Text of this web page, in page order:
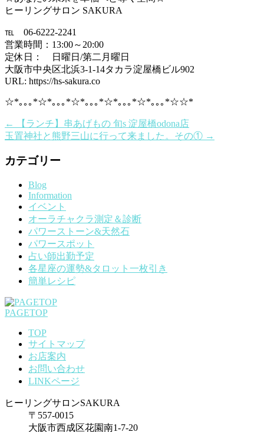
ヒーリングサロン SAKURA
℡ 06-6222-2241
営業時間：13:00～20:00
定休日： 日曜日/第二月曜日
大阪市中央区北浜3-1-14タカラ淀屋橋ビル902
URL: https://hs-sakura.co
☆*｡｡｡*☆*｡｡｡*☆*｡｡｡*☆*｡｡｡*☆*｡｡｡*☆☆*
←
【ランチ】串あげもの 旬s 淀屋橋odona店
玉置神社と熊野三山に行って来ました。その① →
カテゴリー
Blog
Information
イベント
オーラチャクラ測定＆診断
パワーストーン&天然石
パワースポット
占い師出勤予定
各星座の運勢&タロット一枚引き
簡単レシピ
PAGETOP
TOP
サイトマップ
お店案内
お問い合わせ
LINKページ
ヒーリングサロンSAKURA
〒557-0015
大阪市西成区花園南1-7-20